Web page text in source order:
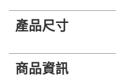
產品尺寸
商品資訊